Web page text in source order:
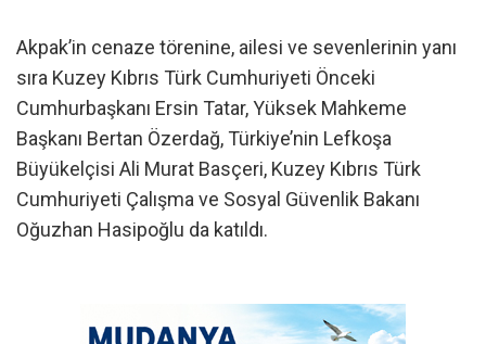
Akpak’in cenaze törenine, ailesi ve sevenlerinin yanı
sıra Kuzey Kıbrıs Türk Cumhuriyeti Önceki
Cumhurbaşkanı Ersin Tatar, Yüksek Mahkeme
Başkanı Bertan Özerdağ, Türkiye’nin Lefkoşa
Büyükelçisi Ali Murat Basçeri, Kuzey Kıbrıs Türk
Cumhuriyeti Çalışma ve Sosyal Güvenlik Bakanı
Oğuzhan Hasipoğlu da katıldı.